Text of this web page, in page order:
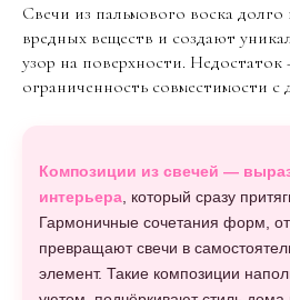
Свечи из пальмового воска
вредных веществ и создают
узор на поверхности.
ограниченность совместимости с
Композиции из свечей —
интерьера , который сразу
Гармоничные сочетания форм,
превращают свечи в
элемент. Такие композиции